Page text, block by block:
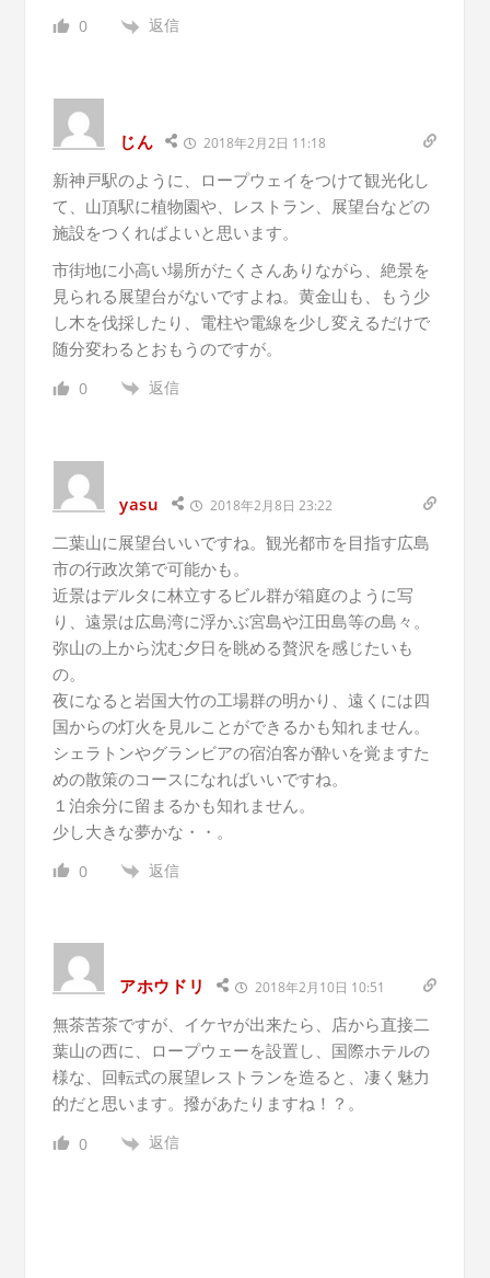
0 返信
じん 2018年2月2日 11:18
新神戸駅のように、ロープウェイをつけて観光化し
て、山頂駅に植物園や、レストラン、展望台などの
施設をつくればよいと思います。
市街地に小高い場所がたくさんありながら、絶景を
見られる展望台がないですよね。黄金山も、もう少
し木を伐採したり、電柱や電線を少し変えるだけで
随分変わるとおもうのですが。
0 返信
yasu 2018年2月8日 23:22
二葉山に展望台いいですね。観光都市を目指す広島
市の行政次第で可能かも。
近景はデルタに林立するビル群が箱庭のように写
り、遠景は広島湾に浮かぶ宮島や江田島等の島々。
弥山の上から沈む夕日を眺める贅沢を感じたいも
の。
夜になると岩国大竹の工場群の明かり、遠くには四
国からの灯火を見ルことができるかも知れません。
シェラトンやグランビアの宿泊客が酔いを覚ますた
めの散策のコースになればいいですね。
１泊余分に留まるかも知れません。
少し大きな夢かな・・。
0 返信
アホウドリ 2018年2月10日 10:51
無茶苦茶ですが、イケヤが出来たら、店から直接二
葉山の西に、ロープウェーを設置し、国際ホテルの
様な、回転式の展望レストランを造ると、凄く魅力
的だと思います。撥があたりますね！？。
0 返信